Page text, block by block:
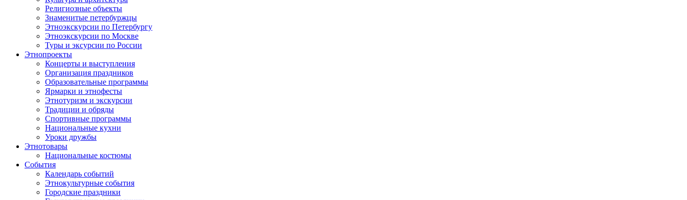
Религиозные объекты
Знаменитые петербуржцы
Этноэкскурсии по Петербургу
Этноэкскурсии по Москве
Туры и эксурсии по России
Этнопроекты
Концерты и выступления
Организация праздников
Образовательные программы
Ярмарки и этнофесты
Этнотуризм и экскурсии
Традиции и обряды
Спортивные программы
Национальные кухни
Уроки дружбы
Этнотовары
Национальные костюмы
События
Календарь событий
Этнокультурные события
Городские праздники